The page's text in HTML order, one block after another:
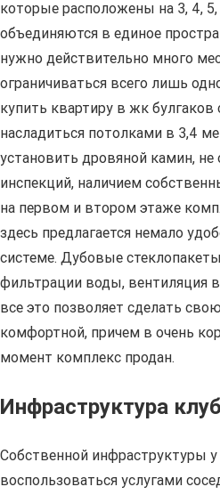
которые расположены на 3, 4, 5,
объединяются в единое
нужно действительно много
ограничиваться всего лишь
купить квартиру в жк булгаков
насладиться потолками в 3,4
установить дровяной камин, не
инспекций, наличием
на первом и втором этаже
здесь предлагается немало
системе. Дубовые
фильтрации воды, вентиляция
все это позволяет сделать
комфортной, причем в очень
момент комплекс продан.
Инфраструктура
Собственной инфраструктуры у
воспользоваться услугами